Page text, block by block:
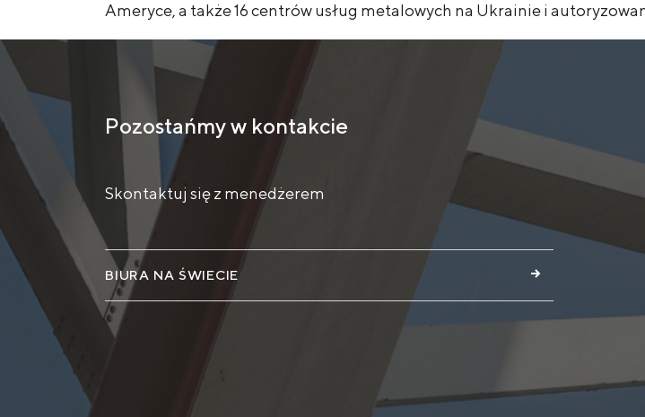
Ameryce, a także 16 centrów usług metalowych na Ukrainie i
Pozostańmy w kontakcie
Skontaktuj się z menedżerem
BIURA NA ŚWIECIE